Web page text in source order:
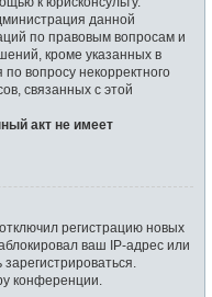
данной
по правовым вопросам и
кроме указанных в
вопросу некорректного
связанных с этой
акт не имеет
регистрацию новых
ваш IP-адрес или
конференции.